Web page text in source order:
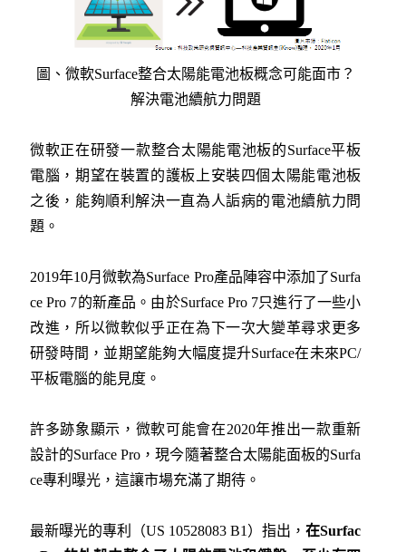
圖、微軟Surface整合太陽能電池板概念可能面市？
解決電池續航力問題
微軟正在研發一款整合太陽能電池板的Surface平板
電腦，期望在裝置的護板上安裝四個太陽能電池板
之後，能夠順利解決一直為人詬病的電池續航力問
題。
2019年10月微軟為Surface Pro產品陣容中添加了Surfa
ce Pro 7的新產品。由於Surface Pro 7只進行了一些小
改進，所以微軟似乎正在為下一次大變革尋求更多
研發時間，並期望能夠大幅度提升Surface在未來PC/
平板電腦的能見度。
許多跡象顯示，微軟可能會在2020年推出一款重新
設計的Surface Pro，現今隨著整合太陽能面板的Surfa
ce專利曝光，這讓市場充滿了期待。
最新曝光的專利（US 10528083 B1）指出，在Surfac